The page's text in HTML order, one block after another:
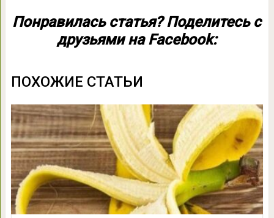
Понравилась статья? Поделитесь с
друзьями на Facebook:
ПОХОЖИЕ СТАТЬИ